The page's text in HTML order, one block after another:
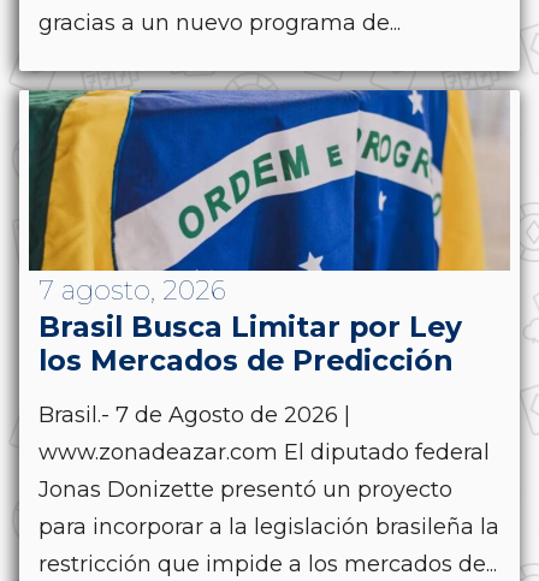
gracias a un nuevo programa de...
7 agosto, 2026
Brasil Busca Limitar por Ley
los Mercados de Predicción
Brasil.- 7 de Agosto de 2026 |
www.zonadeazar.com El diputado federal
Jonas Donizette presentó un proyecto
para incorporar a la legislación brasileña la
restricción que impide a los mercados de...